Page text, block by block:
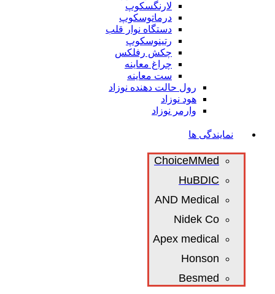
لارنگسکوپ
درماتوسکوپ
دستگاه نوار قلب
رتینوسکوپ
چکش رفلکس
چراغ معاینه
ست معاینه
رول حالت دهنده نوزاد
هود نوزاد
وارمر نوزاد
نمایندگی ها
ChoiceMMed
HuBDIC
AND Medical
Nidek Co
Apex medical
Honson
Besmed